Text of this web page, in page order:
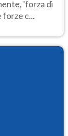
'forza di
forze c...